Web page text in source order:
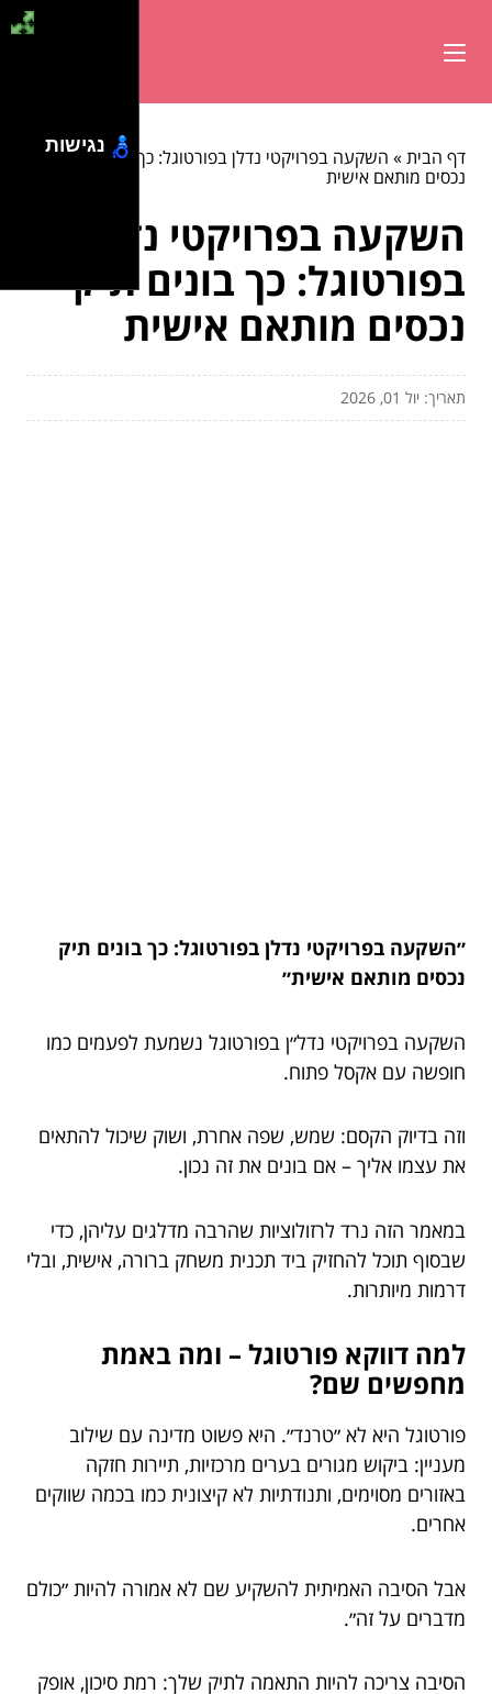
דף הבית» השקעה בפרויקטי נדלן בפורטוגל: כך בונים תיק
נכסים מותאם אישית
השקעה בפרויקטי נדלן
בפורטוגל: כך בונים תיק
נכסים מותאם אישית
תאריך: יול 01, 2026
״השקעה בפרויקטי נדלן בפורטוגל: כך בונים תיק
נכסים מותאם אישית״
השקעה בפרויקטי נדל״ן בפורטוגל נשמעת לפעמים כמו
חופשה עם אקסל פתוח.
וזה בדיוק הקסם: שמש, שפה אחרת, ושוק שיכול להתאים
את עצמו אליך – אם בונים את זה נכון.
במאמר הזה נרד לרזולוציות שהרבה מדלגים עליהן, כדי
שבסוף תוכל להחזיק ביד תכנית משחק ברורה, אישית, ובלי
דרמות מיותרות.
למה דווקא פורטוגל – ומה באמת
מחפשים שם?
פורטוגל היא לא ״טרנד״. היא פשוט מדינה עם שילוב
מעניין: ביקוש מגורים בערים מרכזיות, תיירות חזקה
באזורים מסוימים, ותנודתיות לא קיצונית כמו בכמה שווקים
אחרים.
אבל הסיבה האמיתית להשקיע שם לא אמורה להיות ״כולם
מדברים על זה״.
הסיבה צריכה להיות התאמה לתיק שלך: רמת סיכון, אופק
נגישות